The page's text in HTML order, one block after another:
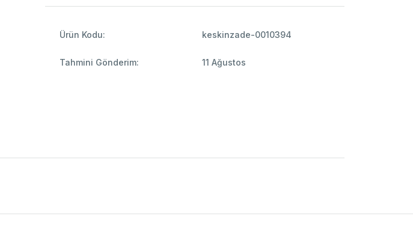
Ürün Kodu: keskinzade-0010394
Tahmini Gönderim: 11 Ağustos